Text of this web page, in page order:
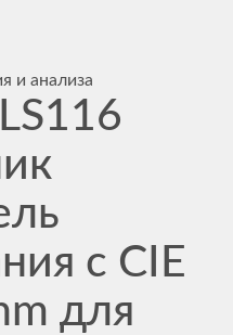
и анализа
с CIE
для